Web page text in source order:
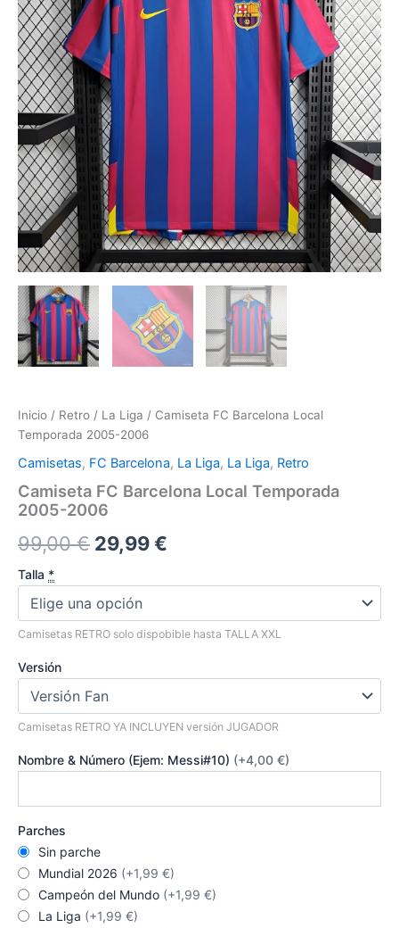
Inicio / Retro / La Liga / Camiseta FC Barcelona Local
Temporada 2005-2006
Camisetas, FC Barcelona, La Liga, La Liga, Retro
Camiseta FC Barcelona Local Temporada
2005-2006
99,00€ El
original
era:
29,99€
es:
Talla *
Camisetas RETRO solo dispobible hasta TALLA XXL
Versión
Camisetas RETRO YA INCLUYEN versión JUGADOR
Nombre & Número (Ejem: Messi#10) (+4,00 €)
Parches
Sin parche
Mundial 2026 (+1,99 €)
Campeón del Mundo (+1,99 €)
La Liga (+1,99 €)